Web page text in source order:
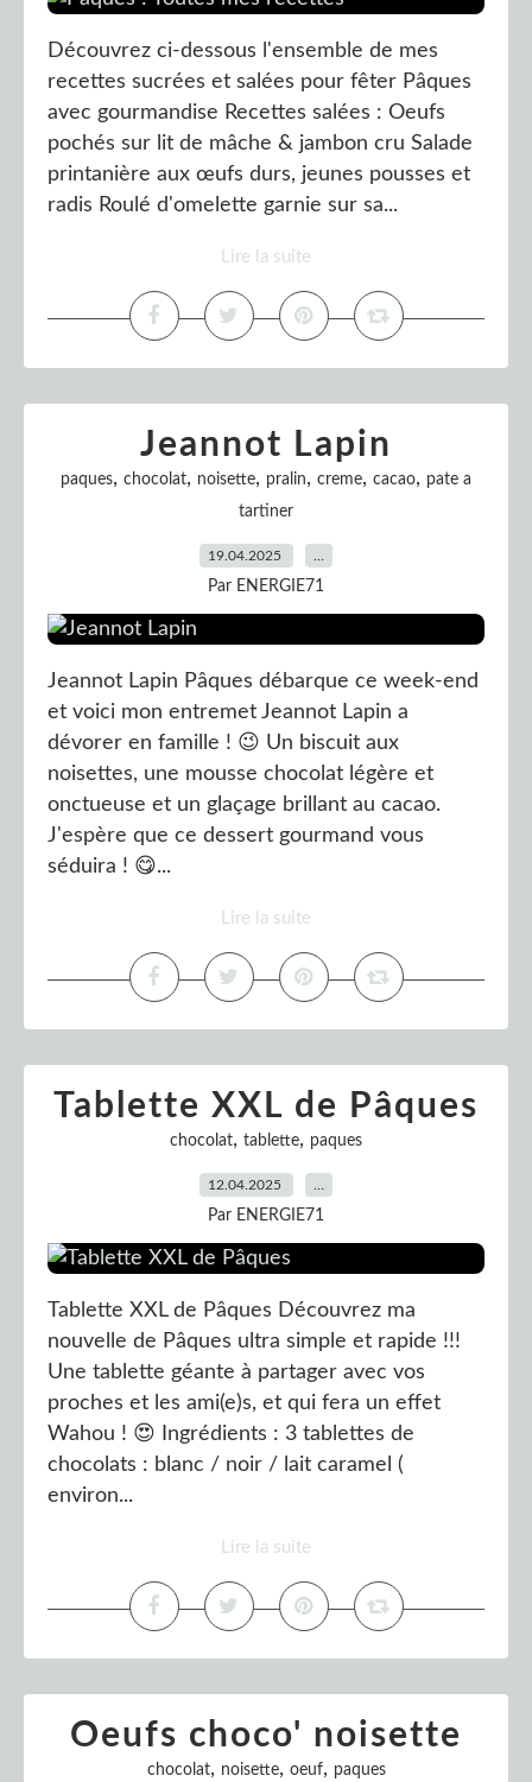
Découvrez ci-dessous l'ensemble de mes
recettes sucrées et salées pour fêter Pâques
avec gourmandise Recettes salées : Oeufs
pochés sur lit de mâche & jambon cru Salade
printanière aux œufs durs, jeunes pousses et
radis Roulé d'omelette garnie sur sa...
Lire la suite
Jeannot Lapin
paques, chocolat, noisette, pralin, creme, cacao, pate a
tartiner
19.04.2025
Par ENERGIE71
Jeannot Lapin Pâques débarque ce week-end
et voici mon entremet Jeannot Lapin a
dévorer en famille ! 😉 Un biscuit aux
noisettes, une mousse chocolat légère et
onctueuse et un glaçage brillant au cacao.
J'espère que ce dessert gourmand vous
séduira ! 😋...
Lire la suite
Tablette XXL de Pâques
chocolat, tablette, paques
12.04.2025
Par ENERGIE71
Tablette XXL de Pâques Découvrez ma
nouvelle de Pâques ultra simple et rapide !!!
Une tablette géante à partager avec vos
proches et les ami(e)s, et qui fera un effet
Wahou ! 😍 Ingrédients : 3 tablettes de
chocolats : blanc / noir / lait caramel (
environ...
Lire la suite
Oeufs choco' noisette
chocolat, noisette, oeuf, paques